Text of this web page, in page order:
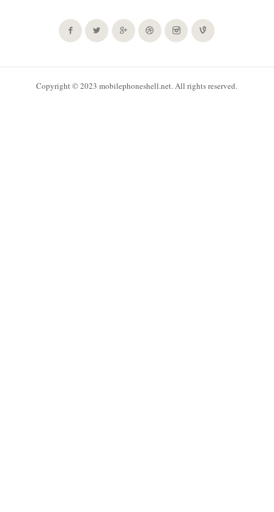
Copyright © 2023 mobilephoneshell.net. All rights reserved.